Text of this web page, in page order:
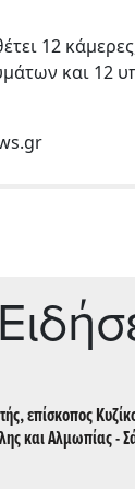
12
και 12
επίσκοπος
και Αλμωπίας -